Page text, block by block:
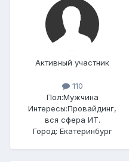
Активный участник
110
Пол:Мужчина
Интересы:Провайдинг,
вся сфера ИТ.
Город: Екатеринбург